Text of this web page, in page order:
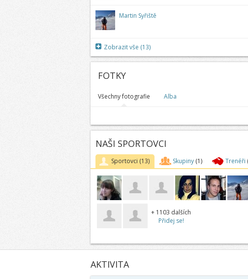
Martin Syřiště
Zobrazit vše (13)
FOTKY
Všechny fotografie Alba
NAŠI SPORTOVCI
Sportovci (13) Skupiny (1) Trenéři
+ 1103 dalších
Přidej se!
AKTIVITA